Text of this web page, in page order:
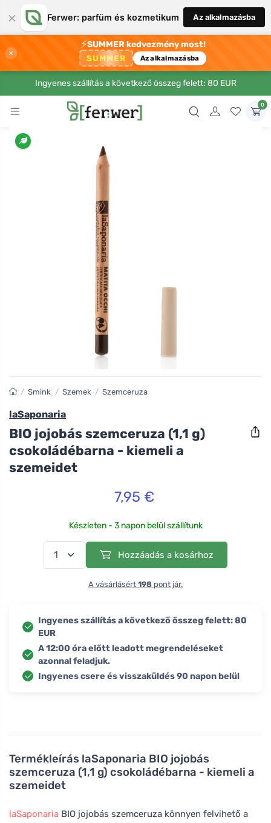
× Ferwer: parfüm és kozmetikum Az alkalmazásba
×
⚡SUMMER kedvezmény most!
SUMMER Az alkalmazásba
Ingyenes szállítás a következő összeg felett: 80 EUR
0
Termékleírás laSaponaria BIO jojobás
szemceruza (1,1 g) csokoládébarna - kiemeli a
szemeidet
laSaponaria BIO jojobás szemceruza könnyen felvihető a
/ Smink / Szemek / Szemceruza
laSaponaria
BIO jojobás szemceruza (1,1 g)
csokoládébarna - kiemeli a
szemeidet
7,95 €
Készleten - 3 napon belül szállítunk
Hozzáadás a kosárhoz
A vásárlásért 198 pont jár.
Ingyenes szállítás a következő összeg felett: 80
EUR
A 12:00 óra előtt leadott megrendeléseket
azonnal feladjuk.
Ingyenes csere és visszaküldés 90 napon belül